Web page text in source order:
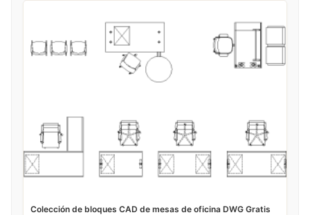
Colección de bloques CAD de mesas de oficina DWG Gratis